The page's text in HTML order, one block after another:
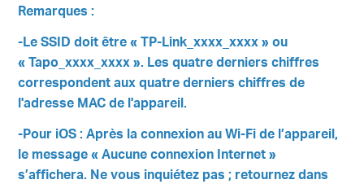
Remarques :
-Le SSID doit être « TP-Link_xxxx_xxxx » ou
« Tapo_xxxx_xxxx ». Les quatre derniers chiffres
correspondent aux quatre derniers chiffres de
l'adresse MAC de l'appareil.
-Pour iOS : Après la connexion au Wi-Fi de l’appareil,
le message « Aucune connexion Internet »
s’affichera. Ne vous inquiétez pas ; retournez dans